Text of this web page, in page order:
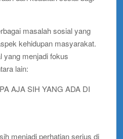
masalah sosial yang
kehidupan masyarakat.
yang menjadi fokus
lain:
menjadi perhatian serius di